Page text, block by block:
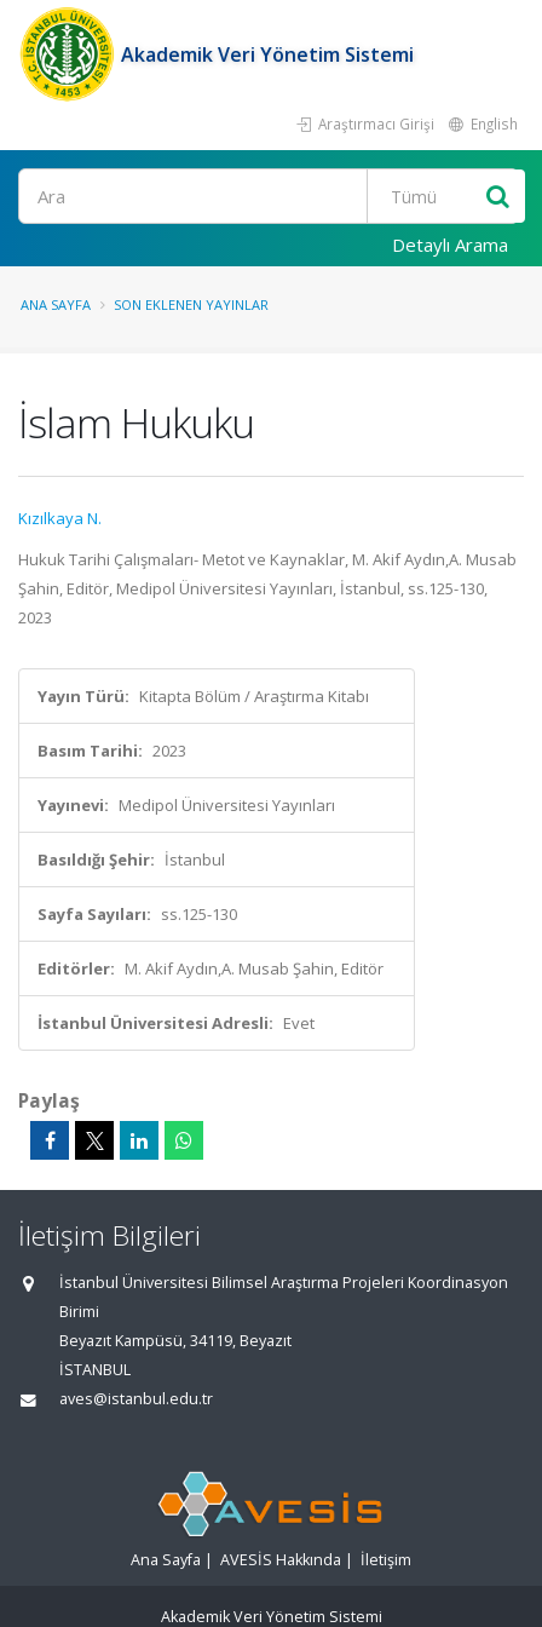
Akademik Veri Yönetim Sistemi
Araştırmacı Girişi English
Ara
Detaylı Arama
ANA SAYFA SON EKLENEN YAYINLAR
İslam Hukuku
Kızılkaya N.
Hukuk Tarihi Çalışmaları- Metot ve Kaynaklar, M. Akif Aydın,A. Musab
Şahin, Editör, Medipol Üniversitesi Yayınları, İstanbul, ss.125-130,
2023
Yayın Türü: Kitapta Bölüm / Araştırma Kitabı
Basım Tarihi: 2023
Yayınevi: Medipol Üniversitesi Yayınları
Basıldığı Şehir: İstanbul
Sayfa Sayıları: ss.125-130
Editörler: M. Akif Aydın,A. Musab Şahin, Editör
İstanbul Üniversitesi Adresli: Evet
Paylaş
İletişim Bilgileri
İstanbul Üniversitesi Bilimsel Araştırma Projeleri Koordinasyon
Birimi
Beyazıt Kampüsü, 34119, Beyazıt
İSTANBUL
aves@istanbul.edu.tr
Ana Sayfa | AVESİS Hakkında | İletişim
Akademik Veri Yönetim Sistemi